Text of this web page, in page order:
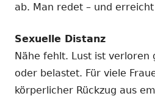
ab. Man redet – und
Sexuelle Distanz
Nähe fehlt. Lust ist verloren
oder belastet. Für viele
körperlicher Rückzug aus